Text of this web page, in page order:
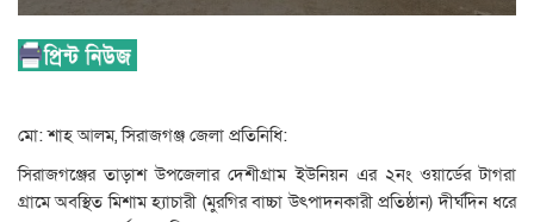
মো: শাহ আলম, সিরাজগঞ্জ জেলা প্রতিনিধি:
সিরাজগঞ্জের তাড়াশ উপজেলার দেশীগ্রাম ইউনিয়ন এর ২নং ওয়ার্ডের টাগরা
গ্রামে অবস্থিত মিশাম হ্যাচারী (মুরগির বাচ্চা উৎপাদনকারী প্রতিষ্ঠান) দীর্ঘদিন ধরে